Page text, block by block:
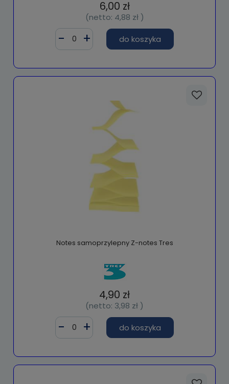
6,00 zł
(netto: 4,88 zł)
do koszyka
Notes samoprzylepny Z-notes Tres
4,90 zł
(netto: 3,98 zł )
do koszyka